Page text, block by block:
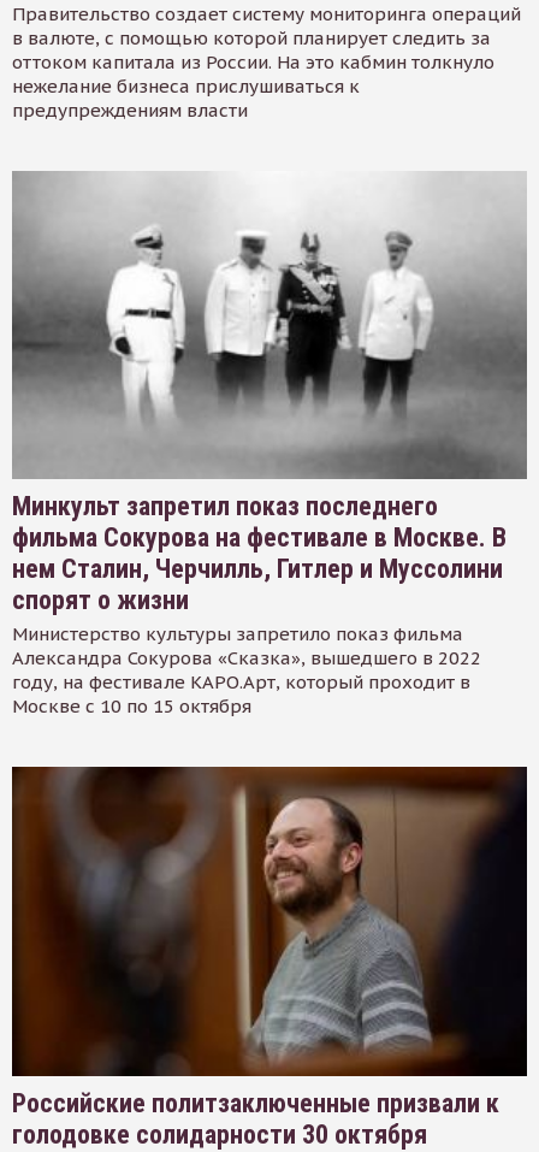
Правительство создает систему мониторинга операций
в валюте, с помощью которой планирует следить за
оттоком капитала из России. На это кабмин толкнуло
нежелание бизнеса прислушиваться к
предупреждениям власти
Минкульт запретил показ последнего
фильма Сокурова на фестивале в Москве. В
нем Сталин, Черчилль, Гитлер и Муссолини
спорят о жизни
Министерство культуры запретило показ фильма
Александра Сокурова «Сказка», вышедшего в 2022
году, на фестивале КАРО.Арт, который проходит в
Москве с 10 по 15 октября
Российские политзаключенные призвали к
голодовке солидарности 30 октября